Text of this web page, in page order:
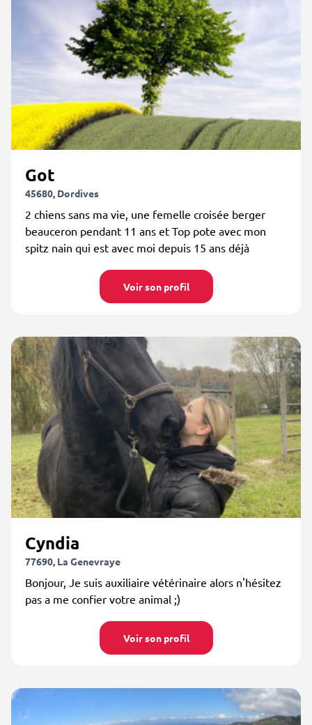
Got
45680, Dordives
2 chiens sans ma vie, une femelle croisée berger
beauceron pendant 11 ans et Top pote avec mon
spitz nain qui est avec moi depuis 15 ans déjà
Voir son profil
Cyndia
77690, La Genevraye
Bonjour, Je suis auxiliaire vétérinaire alors n'hésitez
pas a me confier votre animal ;)
Voir son profil